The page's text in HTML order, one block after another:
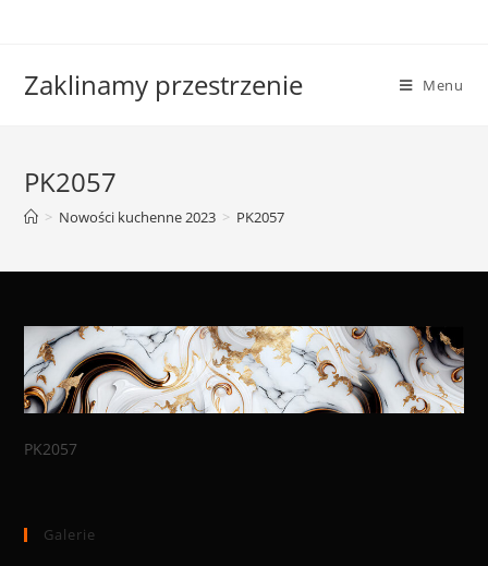
Zaklinamy przestrzenie Menu
PK2057
> Nowości kuchenne 2023 > PK2057
PK2057
Galerie